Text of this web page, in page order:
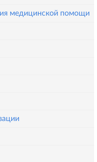
медицинской помощи